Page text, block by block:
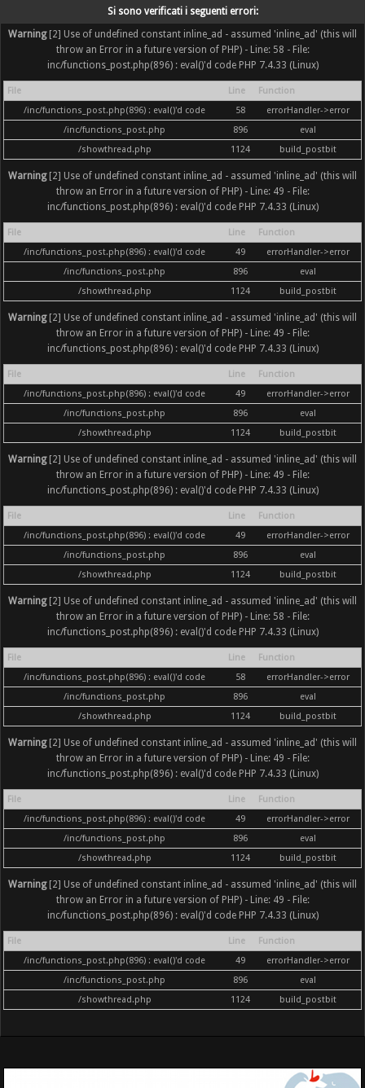
Si sono verificati i seguenti errori:
Warning[2] Use of undefined constant inline_ad - assumed 'inline_ad' (this will
throw an Error in a future version of PHP) - Line: 58 - File:
inc/functions_post.php(896) : eval()'d code PHP 7.4.33 (Linux)
File Line
Function
/inc/functions_post.php(896) : eval()'d code
58
errorHandler->error
/inc/functions_post.php
896
eval
/showthread.php
1124 build_postbit
Warning[2] Use of undefined constant inline_ad - assumed 'inline_ad' (this will
throw an Error in a future version of PHP) - Line: 49 - File:
inc/functions_post.php(896) : eval()'d code PHP 7.4.33 (Linux)
File Line
Function
/inc/functions_post.php(896) : eval()'d code
49
errorHandler->error
/inc/functions_post.php
896
eval
/showthread.php
1124 build_postbit
Warning[2] Use of undefined constant inline_ad - assumed 'inline_ad' (this will
throw an Error in a future version of PHP) - Line: 49 - File:
inc/functions_post.php(896) : eval()'d code PHP 7.4.33 (Linux)
File Line
Function
/inc/functions_post.php(896) : eval()'d code
49
errorHandler->error
/inc/functions_post.php
896
eval
/showthread.php
1124 build_postbit
Warning[2] Use of undefined constant inline_ad - assumed 'inline_ad' (this will
throw an Error in a future version of PHP) - Line: 49 - File:
inc/functions_post.php(896) : eval()'d code PHP 7.4.33 (Linux)
File Line
Function
/inc/functions_post.php(896) : eval()'d code
49
errorHandler->error
/inc/functions_post.php
896
eval
/showthread.php
1124 build_postbit
Warning[2] Use of undefined constant inline_ad - assumed 'inline_ad' (this will
throw an Error in a future version of PHP) - Line: 58 - File:
inc/functions_post.php(896) : eval()'d code PHP 7.4.33 (Linux)
File Line
Function
/inc/functions_post.php(896) : eval()'d code
58
errorHandler->error
/inc/functions_post.php
896
eval
/showthread.php
1124 build_postbit
Warning[2] Use of undefined constant inline_ad - assumed 'inline_ad' (this will
throw an Error in a future version of PHP) - Line: 49 - File:
inc/functions_post.php(896) : eval()'d code PHP 7.4.33 (Linux)
File Line
Function
/inc/functions_post.php(896) : eval()'d code
49
errorHandler->error
/inc/functions_post.php
896
eval
/showthread.php
1124 build_postbit
Warning[2] Use of undefined constant inline_ad - assumed 'inline_ad' (this will
throw an Error in a future version of PHP) - Line: 49 - File:
inc/functions_post.php(896) : eval()'d code PHP 7.4.33 (Linux)
File Line
Function
/inc/functions_post.php(896) : eval()'d code
49
errorHandler->error
/inc/functions_post.php
896
eval
/showthread.php
1124 build_postbit